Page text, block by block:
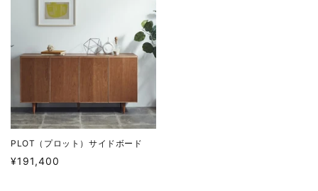
PLOT（プロット）サイドボード
通
¥191,400